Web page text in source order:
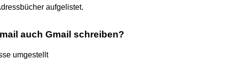
aufgelistet.
auch Gmail schreiben?
umgestellt